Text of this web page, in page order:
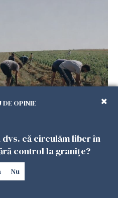
urma unui raid al
DE OPINIE
că circulăm liber în
control la granițe?
Nu